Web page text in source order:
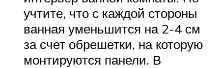
учтите, что с каждой стороны
ванная уменьшится на 2-4 см
за счет обрешетки, на которую
монтируются панели. В